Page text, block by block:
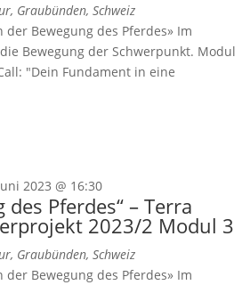
Graubünden, Schweiz
der Bewegung des Pferdes» Im
Bewegung der Schwerpunkt. Modul
"Dein Fundament in eine
2023 @ 16:30
Pferdes“ – Terra
2023/2 Modul 3
Graubünden, Schweiz
der Bewegung des Pferdes» Im